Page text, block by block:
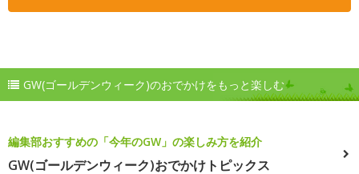
GW(ゴールデンウィーク)のおでかけをもっと楽しむ
編集部おすすめの「今年のGW」の楽しみ方を紹介
GW(ゴールデンウィーク)おでかけトピックス